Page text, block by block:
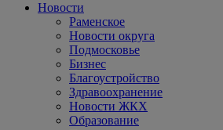
Новости
Раменское
Новости округа
Подмосковье
Бизнес
Благоустройство
Здравоохранение
Новости ЖКХ
Образование